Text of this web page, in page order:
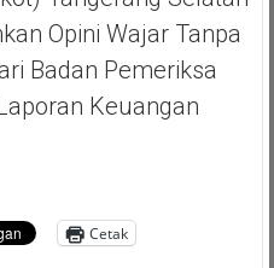
Opini Wajar Tanpa
Badan Pemeriksa
Keuangan
Cetak